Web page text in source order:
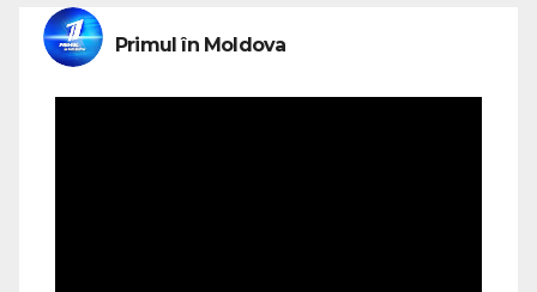
Primul în Moldova